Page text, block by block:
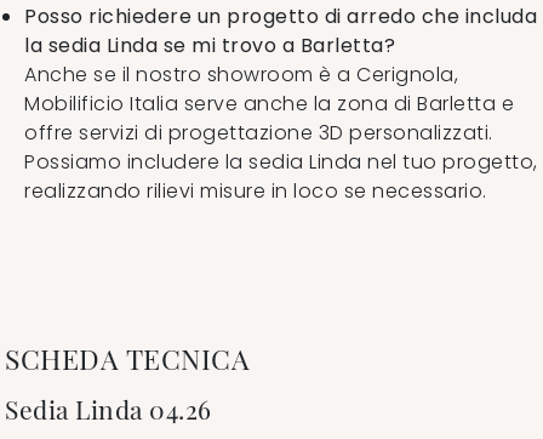
Posso richiedere un progetto di arredo che includa
la sedia Linda se mi trovo a Barletta?
Anche se il nostro showroom è a Cerignola,
Mobilificio Italia serve anche la zona di Barletta e
offre servizi di progettazione 3D personalizzati.
Possiamo includere la sedia Linda nel tuo progetto,
realizzando rilievi misure in loco se necessario.
SCHEDA TECNICA
Sedia Linda 04.26